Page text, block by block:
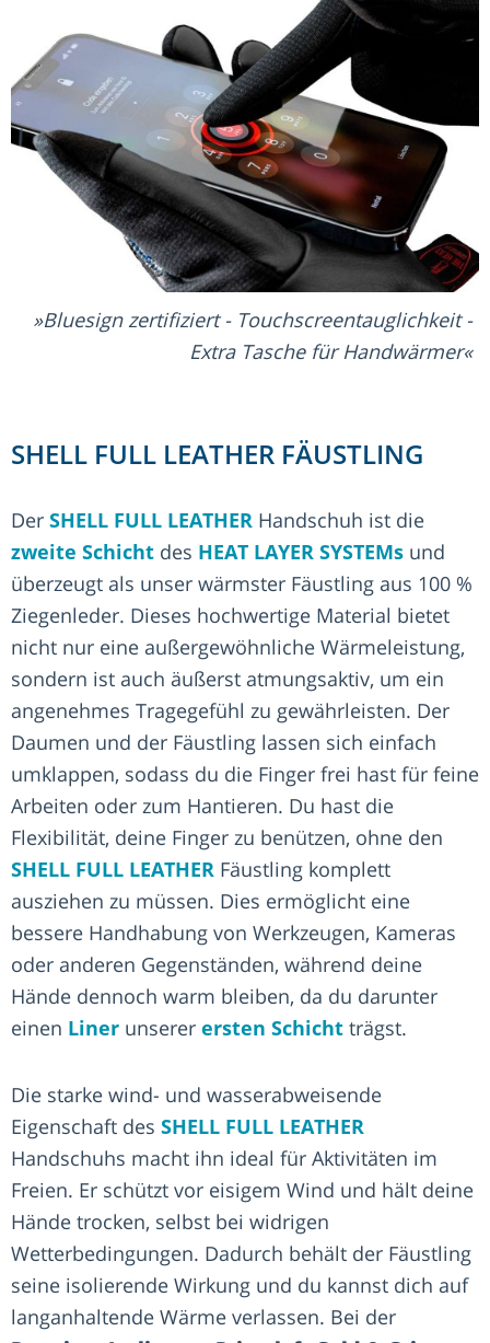
Bluesign zertifiziert - Touchscreentauglichkeit -
Extra Tasche für Handwärmer
SHELL FULL LEATHER FÄUSTLING
Der SHELL FULL LEATHER Handschuh ist die
zweite Schicht des HEAT LAYER SYSTEMs und
überzeugt als unser wärmster Fäustling aus 100 %
Ziegenleder. Dieses hochwertige Material bietet
nicht nur eine außergewöhnliche Wärmeleistung,
sondern ist auch äußerst atmungsaktiv, um ein
angenehmes Tragegefühl zu gewährleisten. Der
Daumen und der Fäustling lassen sich einfach
umklappen, sodass du die Finger frei hast für feine
Arbeiten oder zum Hantieren. Du hast die
Flexibilität, deine Finger zu benützen, ohne den
SHELL FULL LEATHER Fäustling komplett
ausziehen zu müssen. Dies ermöglicht eine
bessere Handhabung von Werkzeugen, Kameras
oder anderen Gegenständen, während deine
Hände dennoch warm bleiben, da du darunter
einen Liner unserer ersten Schicht trägst.
Die starke wind- und wasserabweisende
Eigenschaft des SHELL FULL LEATHER
Handschuhs macht ihn ideal für Aktivitäten im
Freien. Er schützt vor eisigem Wind und hält deine
Hände trocken, selbst bei widrigen
Wetterbedingungen. Dadurch behält der Fäustling
seine isolierende Wirkung und du kannst dich auf
langanhaltende Wärme verlassen. Bei der